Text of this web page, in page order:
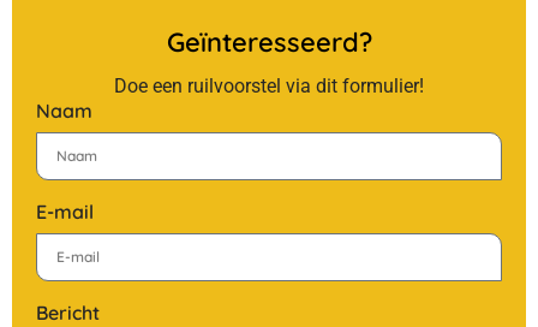
Geïnteresseerd?
Doe een ruilvoorstel via dit formulier!
Naam
E-mail
Bericht